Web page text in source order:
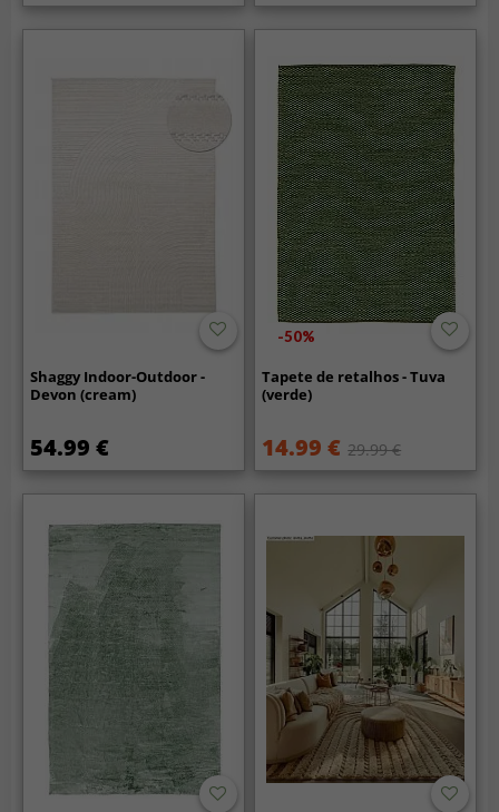
Shaggy Indoor-Outdoor -
Devon (cream)
54.99 €
-50%
Tapete de retalhos - Tuva
(verde)
14.99 € 29.99 €